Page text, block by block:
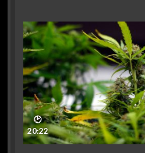
🕑
20:22